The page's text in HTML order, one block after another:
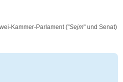
Kammer-Parlament ("Sejm" und Senat)